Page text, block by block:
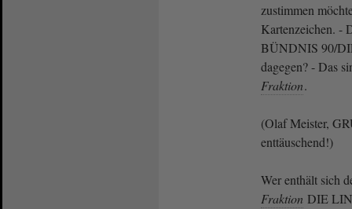
zustimmen
Kartenzeichen. -
BÜNDNIS 90/
dagegen? - Das
Fraktion.
(Olaf Meister,
enttäuschend!)
Wer enthält sich
Fraktion DIE